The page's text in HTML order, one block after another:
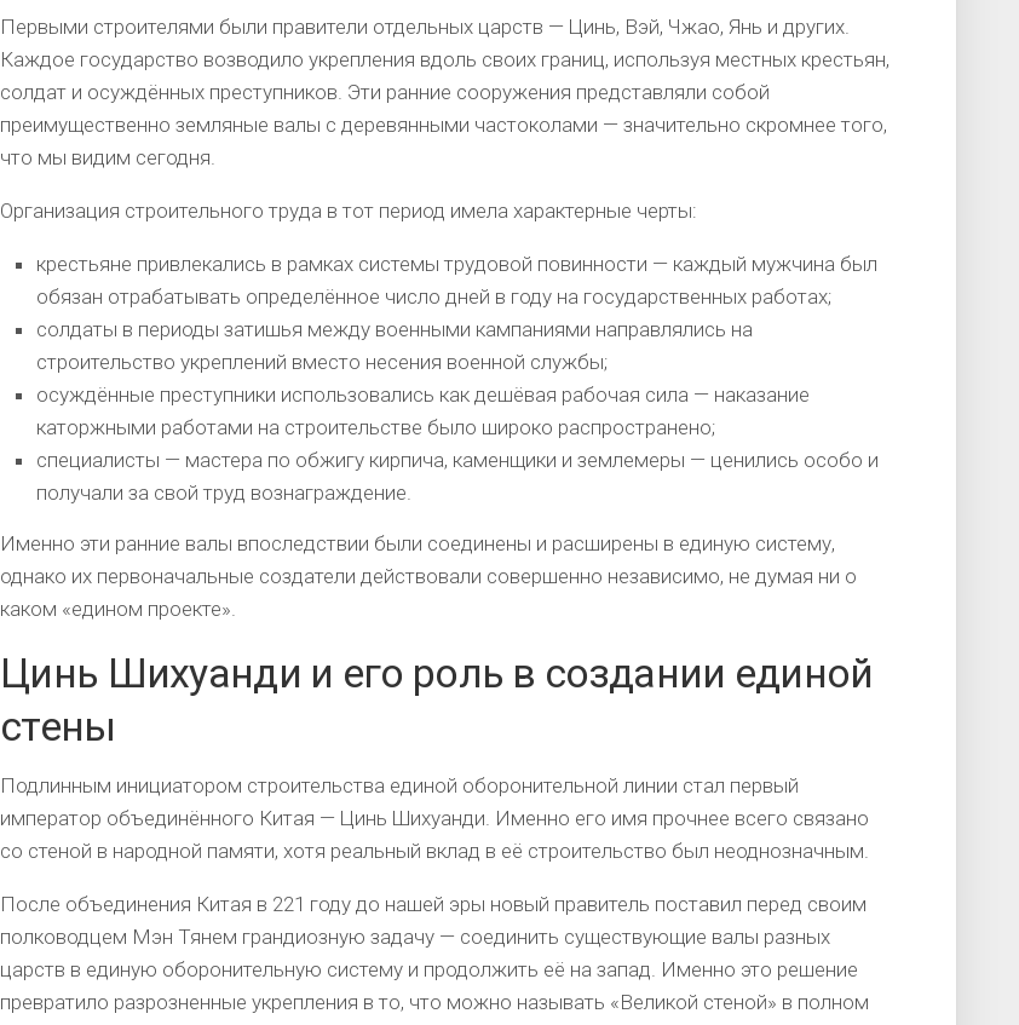
Первыми строителями были правители отдельных царств — Цинь, Вэй, Чжао, Янь и других.
Каждое государство возводило укрепления вдоль своих границ, используя местных крестьян,
солдат и осуждённых преступников. Эти ранние сооружения представляли собой
преимущественно земляные валы с деревянными частоколами — значительно скромнее того,
что мы видим сегодня.
Организация строительного труда в тот период имела характерные черты:
крестьяне привлекались в рамках системы трудовой повинности — каждый мужчина был
обязан отрабатывать определённое число дней в году на государственных работах;
солдаты в периоды затишья между военными кампаниями направлялись на
строительство укреплений вместо несения военной службы;
осуждённые преступники использовались как дешёвая рабочая сила — наказание
каторжными работами на строительстве было широко распространено;
специалисты — мастера по обжигу кирпича, каменщики и землемеры — ценились особо и
получали за свой труд вознаграждение.
Именно эти ранние валы впоследствии были соединены и расширены в единую систему,
однако их первоначальные создатели действовали совершенно независимо, не думая ни о
каком «едином проекте».
Цинь Шихуанди и его роль в создании единой
стены
Подлинным инициатором строительства единой оборонительной линии стал первый
император объединённого Китая — Цинь Шихуанди. Именно его имя прочнее всего связано
со стеной в народной памяти, хотя реальный вклад в её строительство был неоднозначным.
После объединения Китая в 221 году до нашей эры новый правитель поставил перед своим
полководцем Мэн Тянем грандиозную задачу — соединить существующие валы разных
царств в единую оборонительную систему и продолжить её на запад. Именно это решение
превратило разрозненные укрепления в то, что можно называть «Великой стеной» в полном